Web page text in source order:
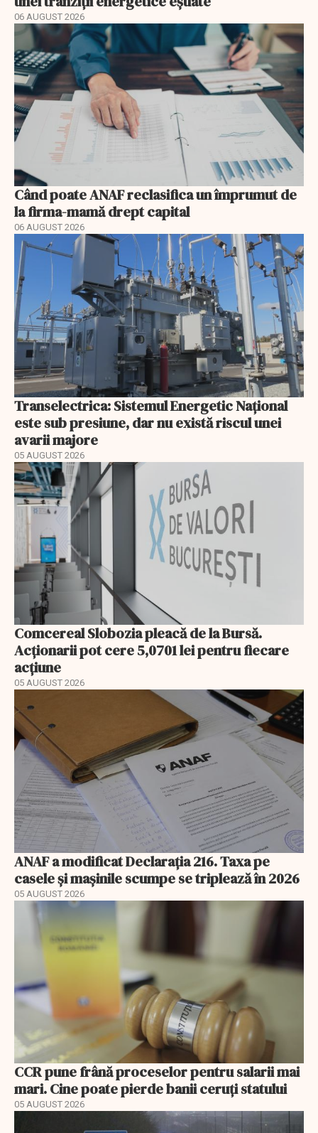
06 AUGUST 2026
Când poate ANAF reclasifica un împrumut de
la firma-mamă drept capital
06 AUGUST 2026
Transelectrica: Sistemul Energetic Național
este sub presiune, dar nu există riscul unei
avarii majore
05 AUGUST 2026
Comcereal Slobozia pleacă de la Bursă.
Acționarii pot cere 5,0701 lei pentru fiecare
acțiune
05 AUGUST 2026
ANAF a modificat Declarația 216. Taxa pe
casele și mașinile scumpe se triplează în 2026
05 AUGUST 2026
CCR pune frână proceselor pentru salarii mai
mari. Cine poate pierde banii ceruți statului
05 AUGUST 2026